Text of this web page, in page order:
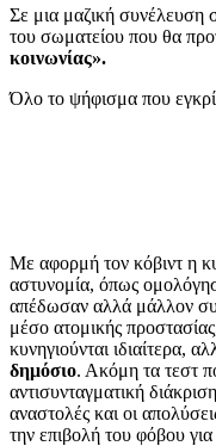
Σε μια μαζική συνέλευση
του σωματείου που θα
κοινωνίας».
Όλο το ψήφισμα που
Με αφορμή τον κόβιντ η
αστυνομία, όπως
απέδωσαν αλλά μάλλον
μέσο ατομικής
κυνηγιούνται ιδιαίτερα,
δημόσιο. Ακόμη τα τεστ
αντισυνταγματική
αναστολές και οι
την επιβολή του φόβου